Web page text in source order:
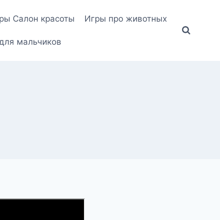
Салон красоты Игры про животных
мальчиков